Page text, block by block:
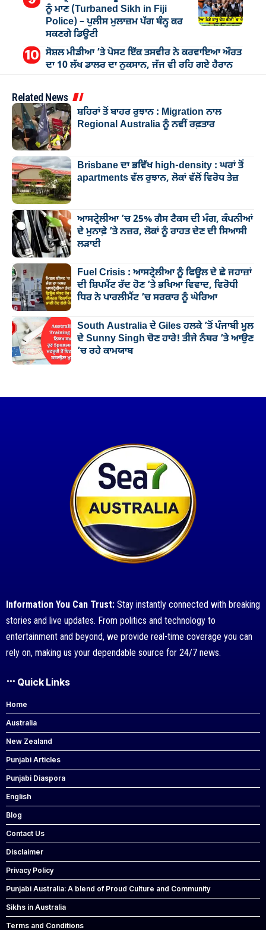
ਨੂੰ ਮਾਣ (Turbaned Sikh in Fiji
Police) – ਪੁਲੀਸ ਮੁਲਾਜ਼ਮ ਪੱਗ ਬੰਨ੍ਹ ਕਰ
ਸਕਣਗੇ ਡਿਊਟੀ
ਸੋਸ਼ਲ ਮੀਡੀਆ ’ਤੇ ਪੋਸਟ ਇੱਕ ਤਸਵੀਰ ਨੇ ਕਰਵਾਇਆ ਔਰਤ
ਦਾ 10 ਲੱਖ ਡਾਲਰ ਦਾ ਨੁਕਸਾਨ, ਜੱਜ ਵੀ ਰਹਿ ਗਏ ਹੈਰਾਨ
Related News
ਸ਼ਹਿਰਾਂ ਤੋਂ ਬਾਹਰ ਰੁਝਾਨ : Migration ਨਾਲ
Regional Australia ਨੂੰ ਨਵੀਂ ਰਫ਼ਤਾਰ
Brisbane ਦਾ ਭਵਿੱਖ high-density : ਘਰਾਂ ਤੋਂ
apartments ਵੱਲ ਰੁਝਾਨ, ਲੋਕਾਂ ਵੱਲੋਂ ਵਿਰੋਧ ਤੇਜ਼
ਆਸਟ੍ਰੇਲੀਆ ’ਚ 25% ਗੈਸ ਟੈਕਸ ਦੀ ਮੰਗ, ਕੰਪਨੀਆਂ
ਦੇ ਮੁਨਾਫ਼ੇ ’ਤੇ ਨਜ਼ਰ, ਲੋਕਾਂ ਨੂੰ ਰਾਹਤ ਦੇਣ ਦੀ ਸਿਆਸੀ
ਲੜਾਈ
Fuel Crisis : ਆਸਟ੍ਰੇਲੀਆ ਨੂੰ ਫਿਊਲ ਦੇ ਛੇ ਜਹਾਜ਼ਾਂ
ਦੀ ਸ਼ਿਪਮੈਂਟ ਰੱਦ ਹੋਣ ’ਤੇ ਭਖਿਆ ਵਿਵਾਦ, ਵਿਰੋਧੀ
ਧਿਰ ਨੇ ਪਾਰਲੀਮੈਂਟ ’ਚ ਸਰਕਾਰ ਨੂੰ ਘੇਰਿਆ
South Australia ਦੇ Giles ਹਲਕੇ ’ਤੋਂ ਪੰਜਾਬੀ ਮੂਲ
ਦੇ Sunny Singh ਚੋਣ ਹਾਰੇ! ਤੀਜੇ ਨੰਬਰ ’ਤੇ ਆਉਣ
’ਚ ਰਹੇ ਕਾਮਯਾਬ
Information You Can Trust: Stay instantly connected with breaking
stories and live updates. From politics and technology to
entertainment and beyond, we provide real-time coverage you can
rely on, making us your dependable source for 24/7 news.
Quick Links
Home
Australia
New Zealand
Punjabi Articles
Punjabi Diaspora
English
Blog
Contact Us
Disclaimer
Privacy Policy
Punjabi Australia: A blend of Proud Culture and Community
Sikhs in Australia
Terms and Conditions